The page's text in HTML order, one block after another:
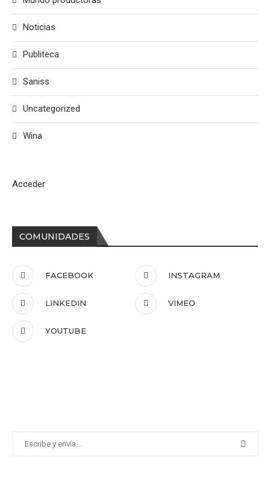
COMUNIDADES
FACEBOOK INSTAGRAM
LINKEDIN VIMEO
YOUTUBE
Noticias
Publiteca
Saniss
Uncategorized
Wina
Acceder